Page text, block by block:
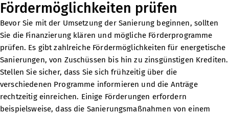
Fördermöglichkeiten prüfen
Bevor Sie mit der Umsetzung der Sanierung beginnen, sollten
Sie die Finanzierung klären und mögliche Förderprogramme
prüfen. Es gibt zahlreiche Fördermöglichkeiten für energetische
Sanierungen, von Zuschüssen bis hin zu zinsgünstigen Krediten.
Stellen Sie sicher, dass Sie sich frühzeitig über die
verschiedenen Programme informieren und die Anträge
rechtzeitig einreichen. Einige Förderungen erfordern
beispielsweise, dass die Sanierungsmaßnahmen von einem